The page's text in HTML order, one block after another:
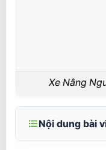
Xe Nâng
Nội dung bài